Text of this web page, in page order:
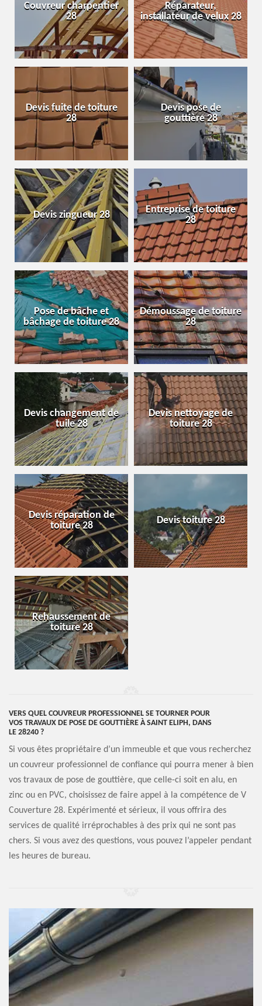
Couvreur charpentier
28
Réparateur,
installateur de velux 28
Devis fuite de toiture
28
Devis pose de
gouttière 28
Devis zingueur 28
Entreprise de toiture
28
Pose de bâche et
bâchage de toiture 28
Démoussage de toiture
28
Devis changement de
tuile 28
Devis nettoyage de
toiture 28
Devis réparation de
toiture 28
Devis toiture 28
Rehaussement de
toiture 28
VERS QUEL COUVREUR PROFESSIONNEL SE TOURNER POUR
VOS TRAVAUX DE POSE DE GOUTTIÈRE À SAINT ELIPH, DANS
LE 28240 ?
Si vous êtes propriétaire d’un immeuble et que vous recherchez
un couvreur professionnel de confiance qui pourra mener à bien
vos travaux de pose de gouttière, que celle-ci soit en alu, en
zinc ou en PVC, choisissez de faire appel à la compétence de V
Couverture 28. Expérimenté et sérieux, il vous offrira des
services de qualité irréprochables à des prix qui ne sont pas
chers. Si vous avez des questions, vous pouvez l’appeler pendant
les heures de bureau.